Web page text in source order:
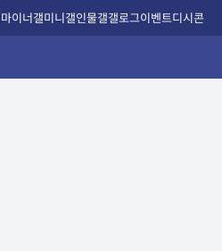
마이너갤미니갤인물갤갤로그이벤트디시콘